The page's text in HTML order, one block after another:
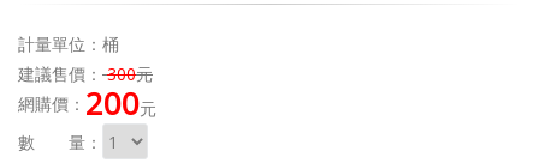
計量單位：桶
建議售價： 300元
網購價： 200元
數 量：